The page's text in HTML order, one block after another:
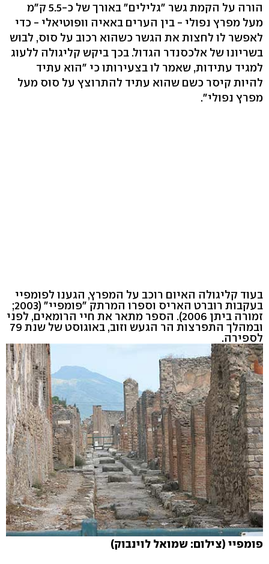
הורה על הקמת גשר "גלילים" באורך של כ-5.5 ק"מ
מעל מפרץ נפולי - בין הערים באאיה וופוטיאלי - כדי
לאפשר לו לחצות את הגשר כשהוא רכוב על סוס, לבוש
בשריונו של אלכסנדר הגדול. בכך ביקש קליגולה ללעוג
למגיד עתידות, שאמר לו בצעירותו כי "הוא עתיד
להיות קיסר כשם שהוא עתיד להתרוצץ על סוס מעל
מפרץ נפולי".
בעוד קליגולה האיום רוכב על המפרץ, הגענו לפומפיי
בעקבות רוברט האריס וספרו המרתק "פומפיי" (2003;
זמורה ביתן 2006). הספר מתאר את חיי הרומאים, לפני
ובמהלך התפרצות הר הגעש וזוב, באוגוסט של שנת 79
לספירה.
פומפיי (צילום: שמואל לוינבוק)